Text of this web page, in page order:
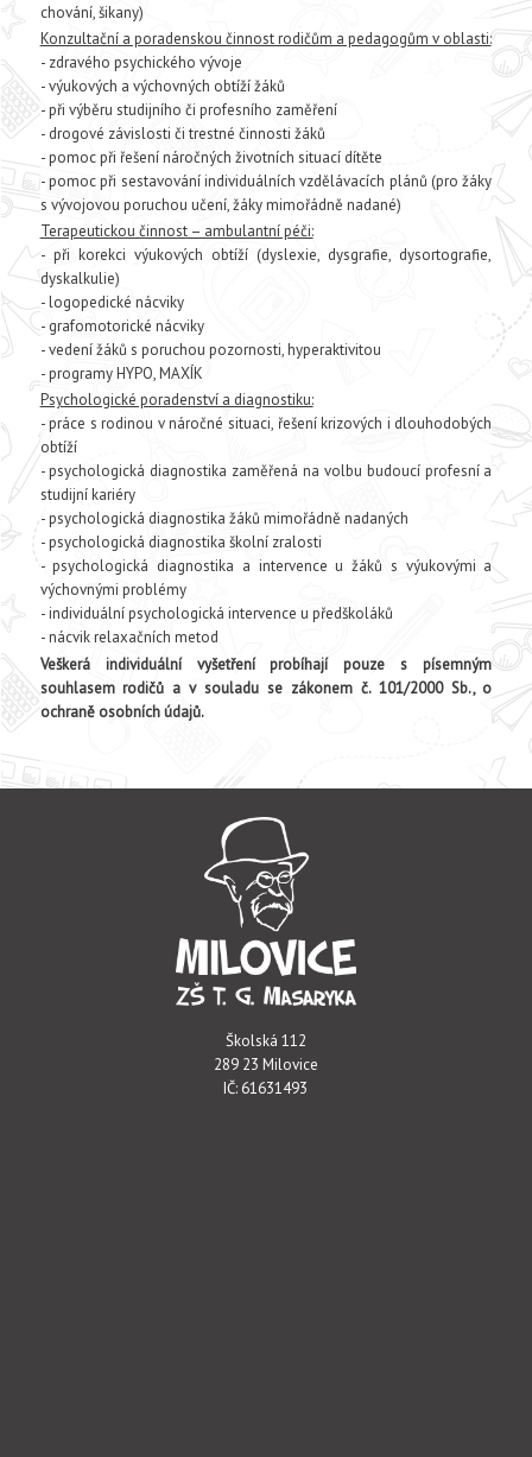
chování, šikany)
Konzultační a poradenskou činnost rodičům a pedagogům v oblasti:
- zdravého psychického vývoje
- výukových a výchovných obtíží žáků
- při výběru studijního či profesního zaměření
- drogové závislosti či trestné činnosti žáků
- pomoc při řešení náročných životních situací dítěte
- pomoc při sestavování individuálních vzdělávacích plánů (pro žáky
s vývojovou poruchou učení, žáky mimořádně nadané)
Terapeutickou činnost – ambulantní péči:
- při korekci výukových obtíží (dyslexie, dysgrafie, dysortografie,
dyskalkulie)
- logopedické nácviky
- grafomotorické nácviky
- vedení žáků s poruchou pozornosti, hyperaktivitou
- programy HYPO, MAXÍK
Psychologické poradenství a diagnostiku:
- práce s rodinou v náročné situaci, řešení krizových i dlouhodobých
obtíží
- psychologická diagnostika zaměřená na volbu budoucí profesní a
studijní kariéry
- psychologická diagnostika žáků mimořádně nadaných
- psychologická diagnostika školní zralosti
- psychologická diagnostika a intervence u žáků s výukovými a
výchovnými problémy
- individuální psychologická intervence u předškoláků
- nácvik relaxačních metod
Veškerá individuální vyšetření probíhají pouze s písemným
souhlasem rodičů a v souladu se zákonem č. 101/2000 Sb., o
ochraně osobních údajů.
Školská 112
289 23 Milovice
IČ: 61631493